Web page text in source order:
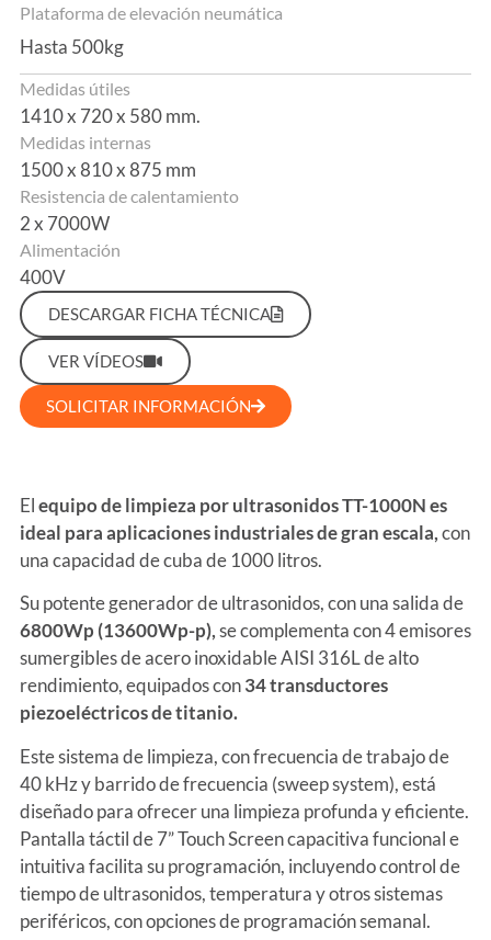
Plataforma de elevación neumática
Hasta 500kg
Medidas útiles
1410 x 720 x 580 mm.
Medidas internas
1500 x 810 x 875 mm
Resistencia de calentamiento
2 x 7000W
Alimentación
400V
DESCARGAR FICHA TÉCNICA
VER VÍDEOS
SOLICITAR INFORMACIÓN
Elequipo de limpieza por ultrasonidos TT-1000N es
ideal para aplicaciones industriales de gran escala,con
una capacidad de cuba de 1000 litros.
Su potente generador de ultrasonidos, con una salida de
6800Wp (13600Wp-p),se complementa con 4 emisores
sumergibles de acero inoxidable AISI 316L de alto
rendimiento, equipados con34 transductores
piezoeléctricos de titanio.
Este sistema de limpieza, con frecuencia de trabajo de
40 kHz y barrido de frecuencia (sweep system), está
diseñado para ofrecer una limpieza profunda y eficiente.
Pantalla táctil de 7” Touch Screen capacitiva funcional e
intuitiva facilita su programación, incluyendo control de
tiempo de ultrasonidos, temperatura y otros sistemas
periféricos, con opciones de programación semanal.